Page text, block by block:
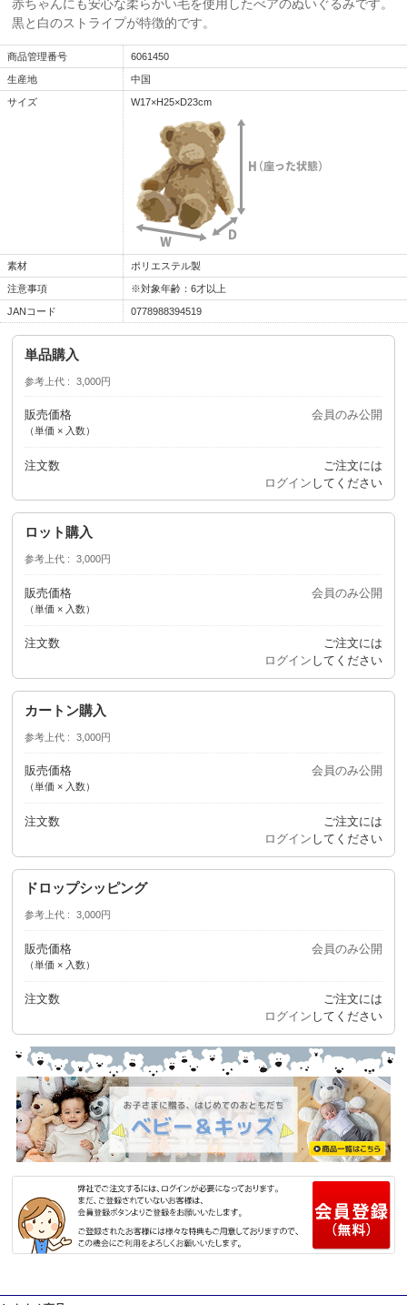
赤ちゃんにも安心な柔らかい毛を使用したべアのぬいぐるみです。
黒と白のストライプが特徴的です。
商品管理番号 6061450
生産地 中国
サイズ W17×H25×D23cm
素材 ポリエステル製
注意事項 ※対象年齢：6才以上
JANコード 0778988394519
単品購入
参考上代 3,000円
販売価格
（単価 × 入数）
会員のみ公開
注文数
ご注文には
ログイン してください
ロット購入
参考上代 3,000円
販売価格
（単価 × 入数）
会員のみ公開
注文数
ご注文には
ログイン してください
カートン購入
参考上代 3,000円
販売価格
（単価 × 入数）
会員のみ公開
注文数
ご注文には
ログイン してください
ドロップシッピング
参考上代 3,000円
販売価格
（単価 × 入数）
会員のみ公開
注文数
ご注文には
ログイン してください